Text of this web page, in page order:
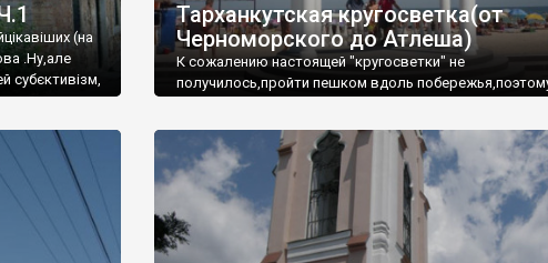
(на
.Ну,але
субєктивізм,
Тарханкутская кругосветка(от
Черноморского до Атлеша)
К сожалению настоящей "кругосветки" не
получилось,пройти пешком вдоль